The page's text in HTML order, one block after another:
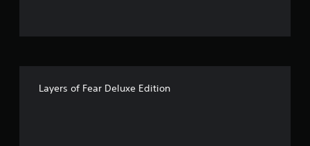
s
Layers of Fear Deluxe Edition